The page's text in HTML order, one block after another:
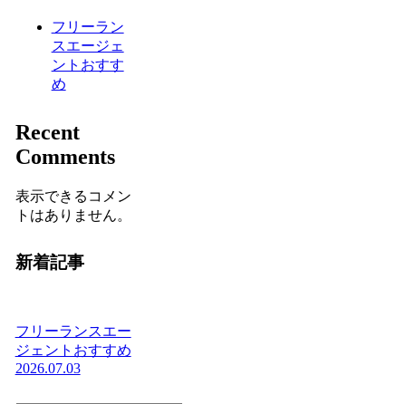
フリーラン
スエージェ
ントおすす
め
Recent
Comments
表示できるコメン
トはありません。
新着記事
フリーランスエー
ジェントおすすめ
2026.07.03